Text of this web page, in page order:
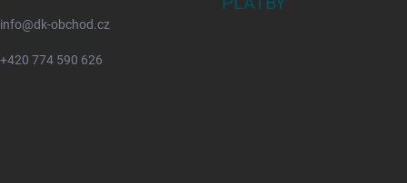
info@dk-obchod.cz
+420 774 590 626